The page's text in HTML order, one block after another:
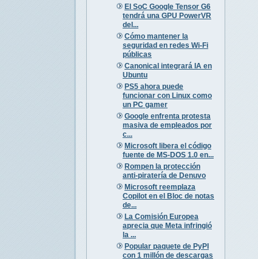
El SoC Google Tensor G6
tendrá una GPU PowerVR
del...
Cómo mantener la
seguridad en redes Wi-Fi
públicas
Canonical integrará IA en
Ubuntu
PS5 ahora puede
funcionar con Linux como
un PC gamer
Google enfrenta protesta
masiva de empleados por
c...
Microsoft libera el código
fuente de MS-DOS 1.0 en...
Rompen la protección
anti-piratería de Denuvo
Microsoft reemplaza
Copilot en el Bloc de notas
de...
La Comisión Europea
aprecia que Meta infringió
la ...
Popular paquete de PyPI
con 1 millón de descargas